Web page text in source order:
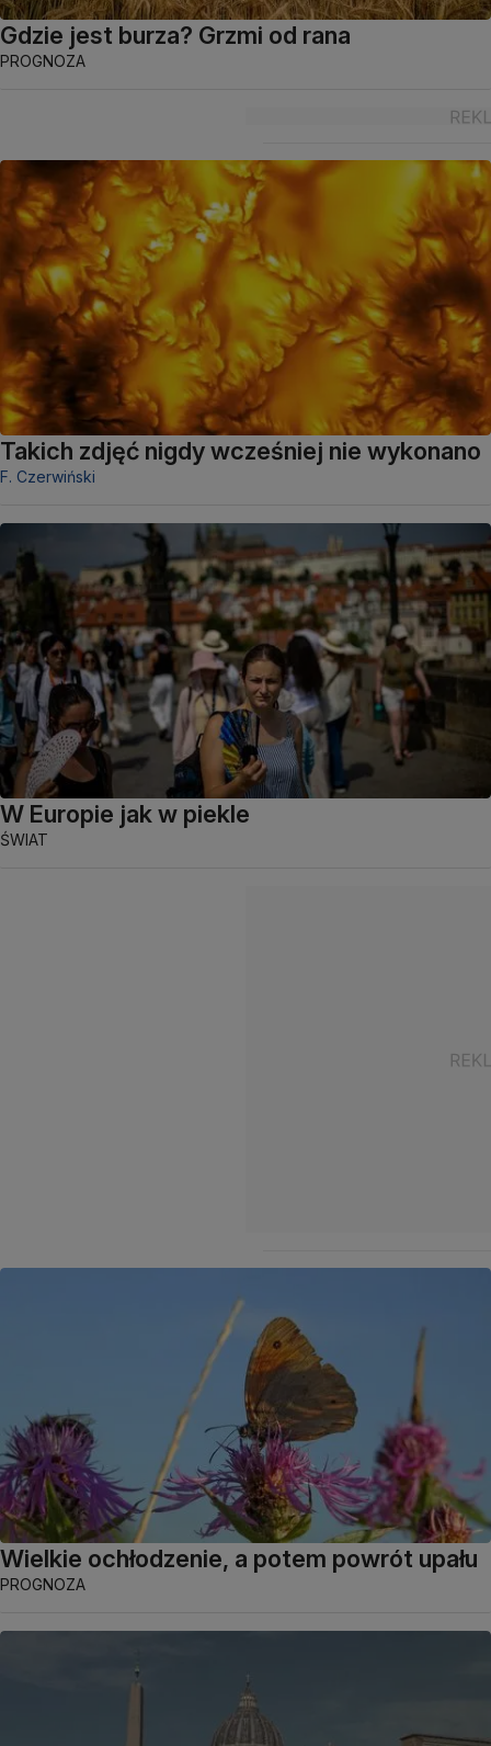
Gdzie jest burza? Grzmi od rana
PROGNOZA
Takich zdjęć nigdy wcześniej nie wykonano
F. Czerwiński
W Europie jak w piekle
ŚWIAT
Wielkie ochłodzenie, a potem powrót upału
PROGNOZA